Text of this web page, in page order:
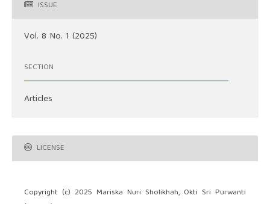
ISSUE
Vol. 8 No. 1 (2025)
SECTION
Articles
LICENSE
Copyright (c) 2025 Mariska Nuri Sholikhah, Okti Sri Purwanti